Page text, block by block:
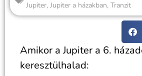
Jupiter, Jupiter a házakban, Tranzit
Amikor a Jupiter a 6.
keresztülhalad: